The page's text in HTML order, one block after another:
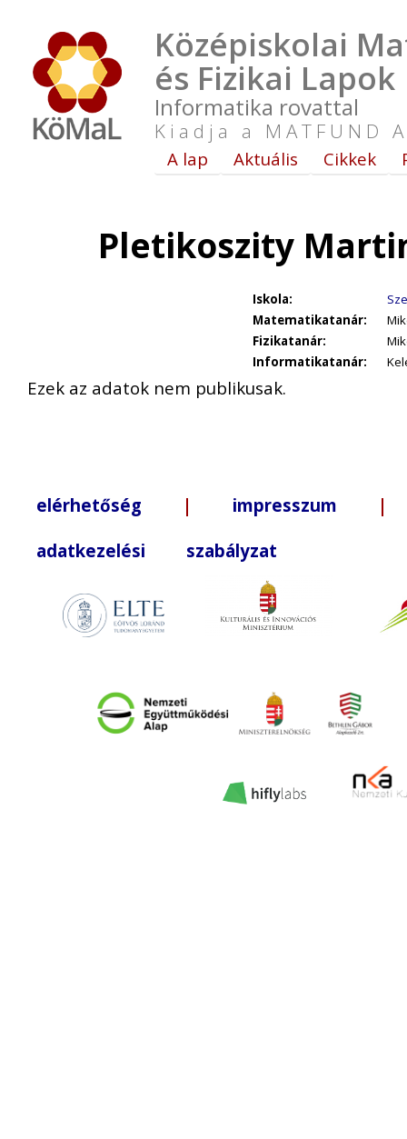
Középiskolai
és Fizikai Lapok
Informatika rovattal
Kiadja a MATFUND
A lap Aktuális Cikkek
Pletikoszity
Iskola:
Matematikatanár:
Fizikatanár:
Informatikatanár:
Ezek az adatok nem publikusak.
elérhetőség | impresszum |
adatkezelési szabályzat